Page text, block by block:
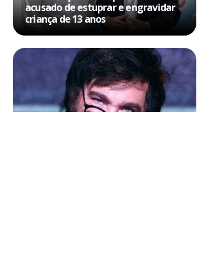
acusado de estuprar e engravidar
criança de 13 anos